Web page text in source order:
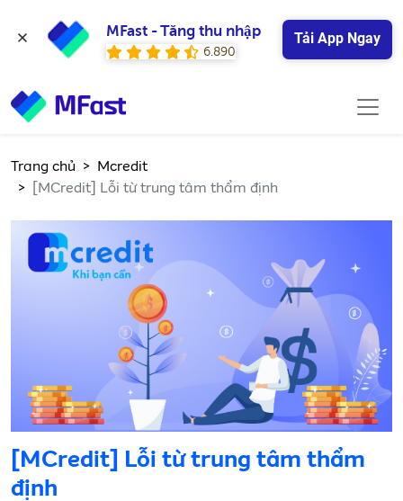
MFast - Tăng thu nhập
6.890
Tải App Ngay
Trang chủ
Mcredit
[MCredit] Lỗi từ trung tâm thẩm định
[MCredit] Lỗi từ trung tâm thẩm
định